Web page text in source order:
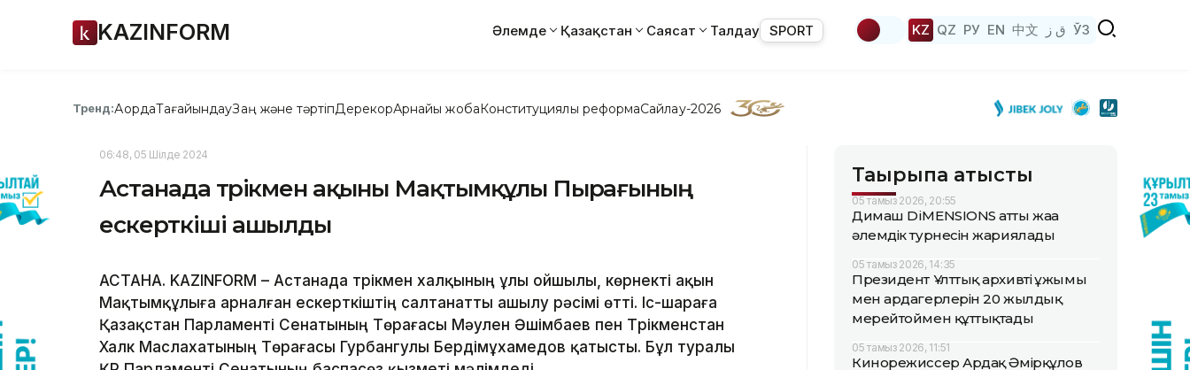
KAZINFORM Әлемде Қазақстан Саясат Талдау SPORT KZ QZ РУ EN 中文 ق ز ЎЗ
Тренд:АқордаТағайындауЗаң және тәртіпДерекқорАрнайы жобаКонституциялық реформаСайлау-2026
06:48, 05 Шілде 2024
Астанада түрікмен ақыны Мақтымқұлы Пырағының
ескерткіші ашылды
АСТАНА. KAZINFORM – Астанада түрікмен халқының ұлы ойшылы, көрнекті ақын
Мақтымқұлыға арналған ескерткіштің салтанатты ашылу рәсімі өтті. Іс-шараға
Қазақстан Парламенті Сенатының Төрағасы Мәулен Әшімбаев пен Түрікменстан
Халк Маслахатының Төрағасы Гурбангулы Бердімұхамедов қатысты. Бұл туралы
Тақырыпқа қатысты
05 тамыз 2026, 20:55
Димаш DiMENSIONS атты жаңа
әлемдік турнесін жариялады
05 тамыз 2026, 14:35
Президент Ұлттық архивтің ұжымы
мен ардагерлерін 20 жылдық
мерейтоймен құттықтады
05 тамыз 2026, 11:51
Кинорежиссер Ардақ Әмірқұлов